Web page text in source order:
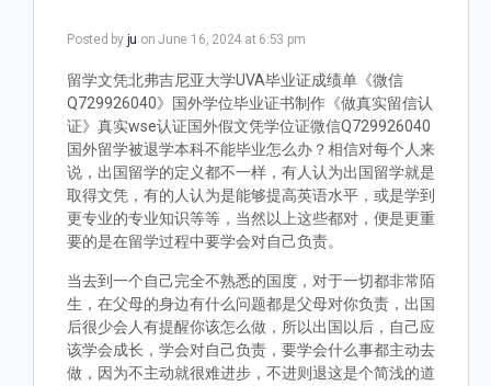
Posted by ju on June 16, 2024 at 6:53 pm
留学文凭北弗吉尼亚大学UVA毕业证成绩单《微信
Q729926040》国外学位毕业证书制作《做真实留信认
证》真实wse认证国外假文凭学位证微信Q729926040
国外留学被退学本科不能毕业怎么办？相信对每个人来
说，出国留学的定义都不一样，有人认为出国留学就是
取得文凭，有的人认为是能够提高英语水平，或是学到
更专业的专业知识等等，当然以上这些都对，便是更重
要的是在留学过程中要学会对自己负责。
当去到一个自己完全不熟悉的国度，对于一切都非常陌
生，在父母的身边有什么问题都是父母对你负责，出国
后很少会人有提醒你该怎么做，所以出国以后，自己应
该学会成长，学会对自己负责，要学会什么事都主动去
做，因为不主动就很难进步，不进则退这是个简浅的道